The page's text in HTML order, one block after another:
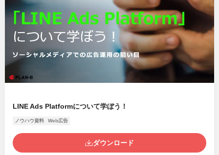
LINE Ads Platformについて学ぼう！
ノウハウ資料 Web広告
ダウンロード